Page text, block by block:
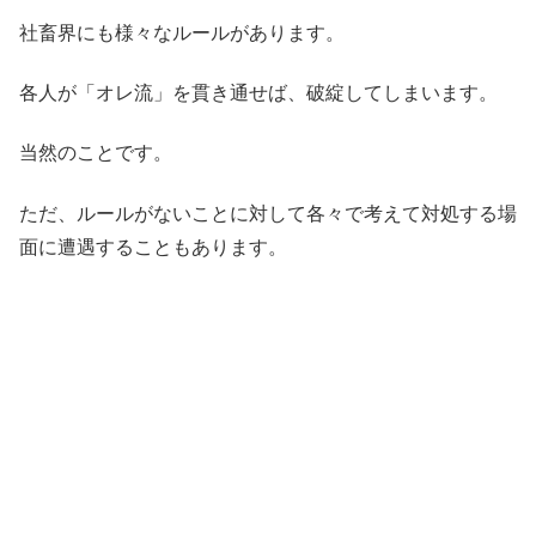
社畜界にも様々なルールがあります。
各人が「オレ流」を貫き通せば、破綻してしまいます。
当然のことです。
ただ、ルールがないことに対して各々で考えて対処する場
面に遭遇することもあります。